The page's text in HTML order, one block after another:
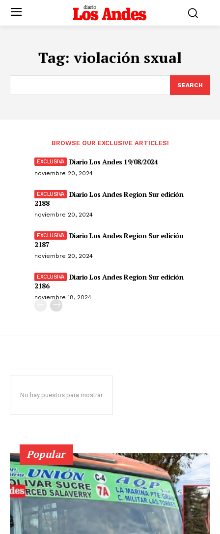
Tag: violación sxual
SEARCH
BROWSE OUR EXCLUSIVE ARTICLES!
Diario Los Andes 19/08/2024
noviembre 20, 2024
Diario Los Andes Region Sur edición
2188
noviembre 20, 2024
Diario Los Andes Region Sur edición
2187
noviembre 20, 2024
Diario Los Andes Region Sur edición
2186
noviembre 18, 2024
No hay puestos para mostrar
Popular